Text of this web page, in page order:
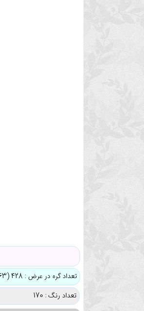
تعداد گره در عرض : 428 (63 سانتی متر)
تعداد رنگ : 170